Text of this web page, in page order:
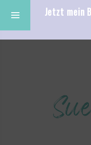
Jetzt mein